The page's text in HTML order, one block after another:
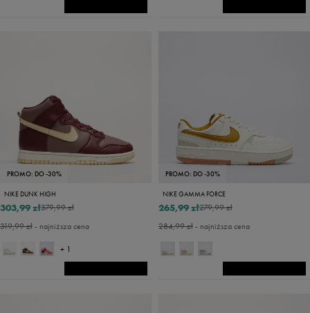
PROMO: DO -30%
NIKE DUNK HIGH
379,99 zł
303,99 zł
319,99 zł- najniższa cena
+ 1
PROMO: DO -30%
NIKE GAMMA FORCE
279,99 zł
265,99 zł
284,99 zł- najniższa cena